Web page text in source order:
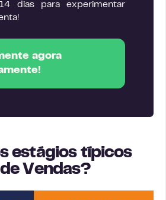
dias para experimentar
agora
estágios típicos
Vendas?